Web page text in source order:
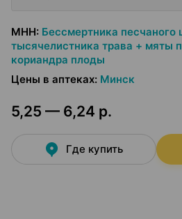
МНН: Бессмертника песчаного
тысячелистника трава + мяты
кориандра плоды
Цены в аптеках: Минск
5,25 — 6,24 р.
Где купить